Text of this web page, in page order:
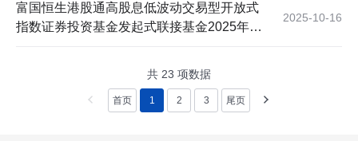
富国恒生港股通高股息低波动交易型开放式
指数证券投资基金发起式联接基金2025年第
2025-10-16
共 23 项数据
首页 1 2 3 尾页